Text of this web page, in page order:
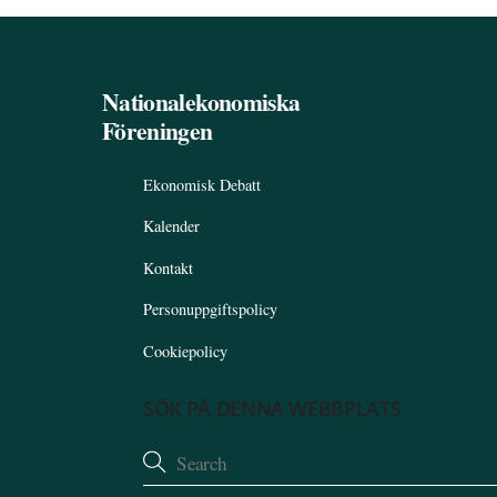
Nationalekonomiska
Föreningen
Ekonomisk Debatt
Kalender
Kontakt
Personuppgiftspolicy
Cookiepolicy
SÖK PÅ DENNA WEBBPLATS